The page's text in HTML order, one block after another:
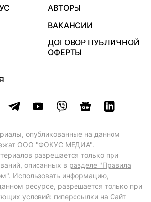
АВТОРЫ
ВАКАНСИИ
ДОГОВОР ПУБЛИЧНОЙ
ОФЕРТЫ
опубликованные на данном
ООО "ФОКУС МЕДИА".
разрешается только при
описанных в разделе "Правила
. Использовать информацию,
ресурсе, разрешается только при
условий: гиперссылки на Сайт